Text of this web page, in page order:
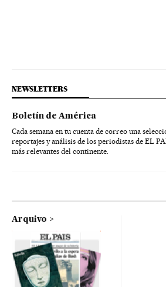
NEWSLETTERS
Boletín de América
Cada semana en tu cuenta de correo una
reportajes y análisis de los periodistas de EL
más relevantes del continente.
Arquivo